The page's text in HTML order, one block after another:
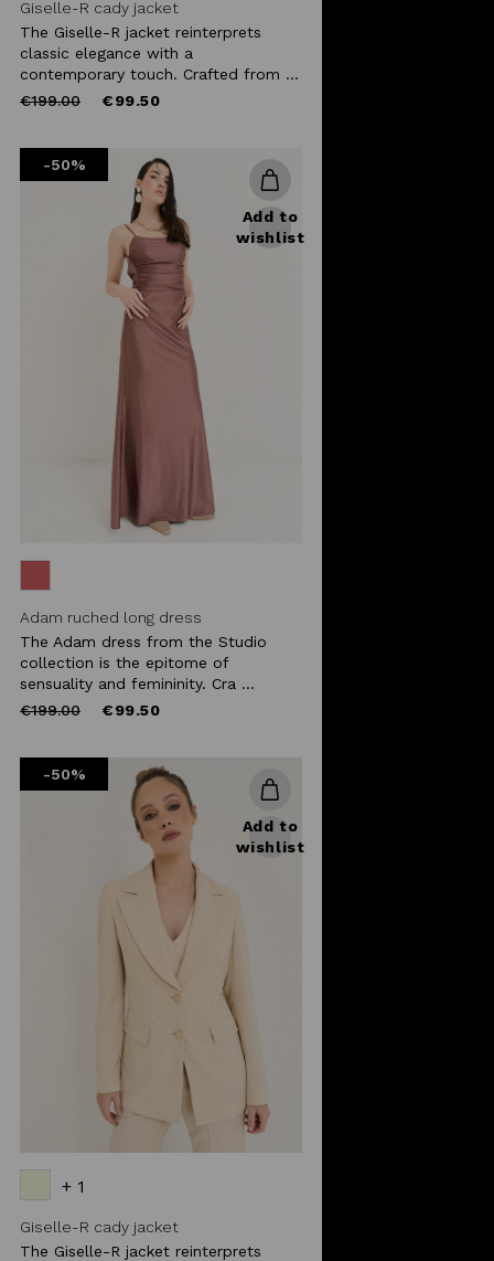
Giselle-R cady jacket
The Giselle-R jacket reinterprets
classic elegance with a
contemporary touch. Crafted from ...
Price
€199.00to €99.50
-50%
Add to
wishlist
Adam ruched long dress
The Adam dress from the Studio
collection is the epitome of
sensuality and femininity. Cra ...
Price
€199.00to €99.50
-50%
Add to
wishlist
+ 1
Giselle-R cady jacket
The Giselle-R jacket reinterprets